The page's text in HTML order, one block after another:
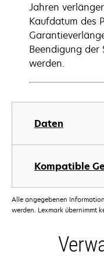
Daten
Kompatible
Jahren
Kaufdatum des
Beendigung
werden.
Alle angegebenen
werden. Lexmark übernimmt